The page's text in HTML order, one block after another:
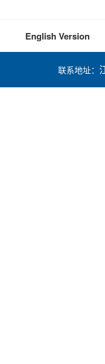
English Version
联系地址：